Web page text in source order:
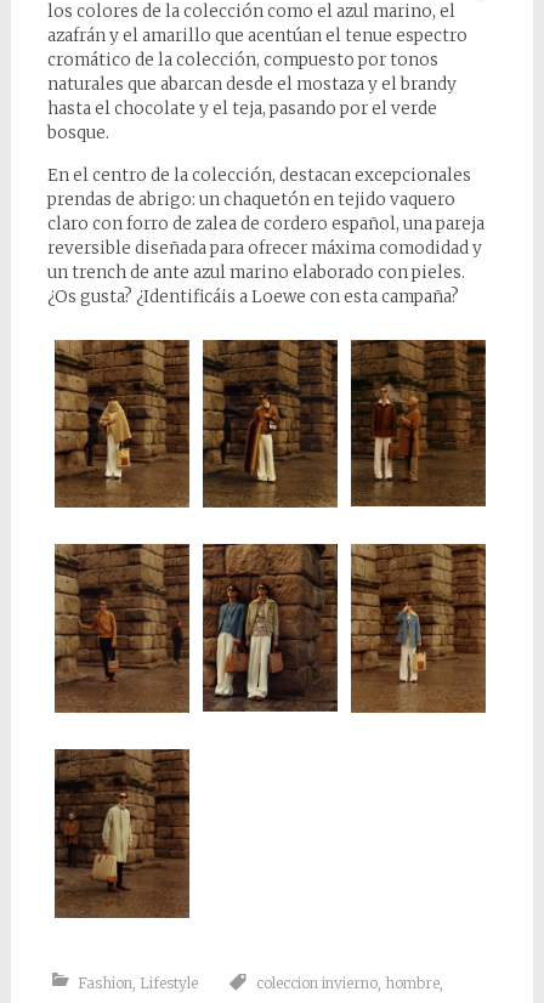
los colores de la colección como el azul marino, el
azafrán y el amarillo que acentúan el tenue espectro
cromático de la colección, compuesto por tonos
naturales que abarcan desde el mostaza y el brandy
hasta el chocolate y el teja, pasando por el verde
bosque.
En el centro de la colección, destacan excepcionales
prendas de abrigo: un chaquetón en tejido vaquero
claro con forro de zalea de cordero español, una pareja
reversible diseñada para ofrecer máxima comodidad y
un trench de ante azul marino elaborado con pieles.
¿Os gusta? ¿Identificáis a Loewe con esta campaña?
Fashion Lifestyle coleccion invierno, hombre,